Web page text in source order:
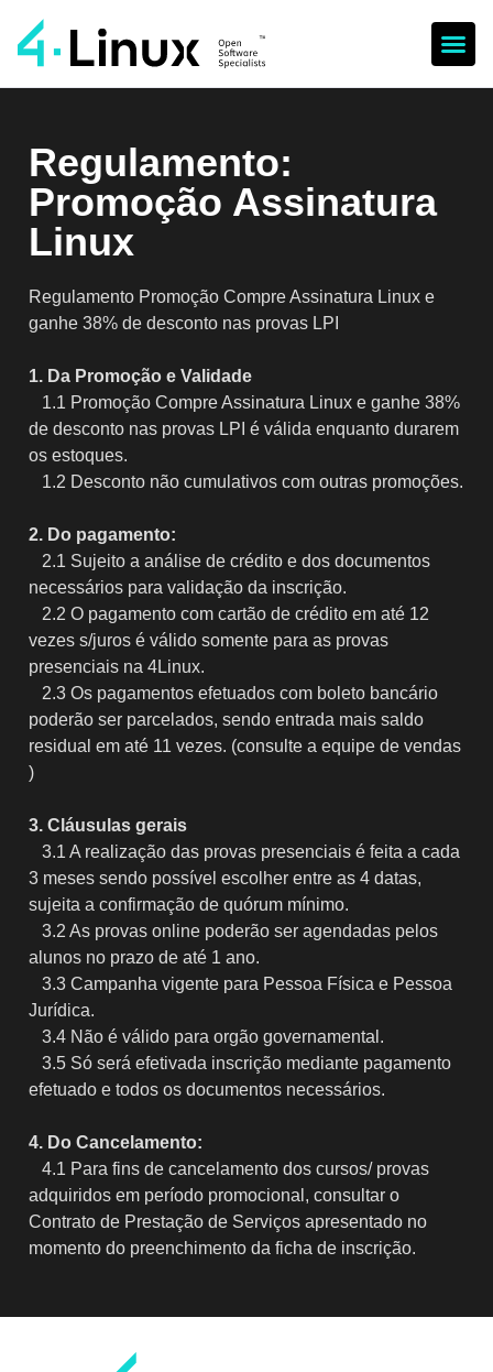
Regulamento:
Promoção Assinatura
Linux
Regulamento Promoção Compre Assinatura Linux e
ganhe 38% de desconto nas provas LPI
1. Da Promoção e Validade
1.1 Promoção Compre Assinatura Linux e ganhe 38%
de desconto nas provas LPI é válida enquanto durarem
os estoques.
1.2 Desconto não cumulativos com outras promoções.
2. Do pagamento:
2.1 Sujeito a análise de crédito e dos documentos
necessários para validação da inscrição.
2.2 O pagamento com cartão de crédito em até 12
vezes s/juros é válido somente para as provas
presenciais na 4Linux.
2.3 Os pagamentos efetuados com boleto bancário
poderão ser parcelados, sendo entrada mais saldo
residual em até 11 vezes. (consulte a equipe de vendas
)
3. Cláusulas gerais
3.1 A realização das provas presenciais é feita a cada
3 meses sendo possível escolher entre as 4 datas,
sujeita a confirmação de quórum mínimo.
3.2 As provas online poderão ser agendadas pelos
alunos no prazo de até 1 ano.
3.3 Campanha vigente para Pessoa Física e Pessoa
Jurídica.
3.4 Não é válido para orgão governamental.
3.5 Só será efetivada inscrição mediante pagamento
efetuado e todos os documentos necessários.
4. Do Cancelamento:
4.1 Para fins de cancelamento dos cursos/ provas
adquiridos em período promocional, consultar o
Contrato de Prestação de Serviços apresentado no
momento do preenchimento da ficha de inscrição.